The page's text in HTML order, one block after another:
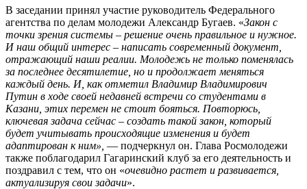
В заседании принял участие руководитель Федерального
агентства по делам молодежи Александр Бугаев. «Закон с
точки зрения системы – решение очень правильное и нужное.
И наш общий интерес – написать современный документ,
отражающий наши реалии. Молодежь не только поменялась
за последнее десятилетие, но и продолжает меняться
каждый день. И, как отметил Владимир Владимирович
Путин в ходе своей недавней встречи со студентами в
Казани, этих перемен не стоит бояться. Повторюсь,
ключевая задача сейчас – создать такой закон, который
будет учитывать происходящие изменения и будет
адаптирован к ним», — подчеркнул он. Глава Росмолодежи
также поблагодарил Гагаринский клуб за его деятельность и
поздравил с тем, что он «очевидно растет и развивается,
актуализируя свои задачи».